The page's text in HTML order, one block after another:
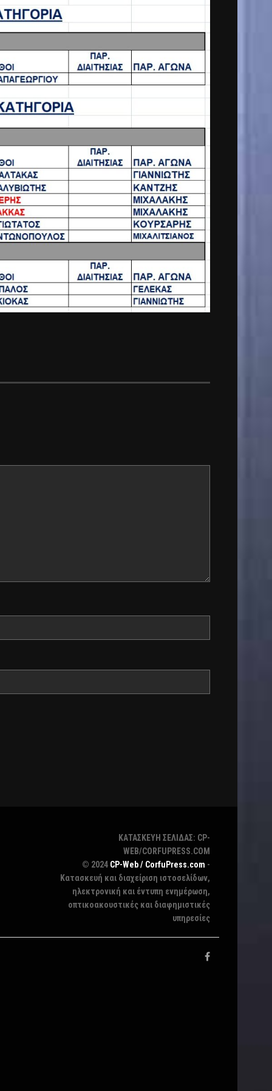
ΚΑΤΑΣΚΕΥΗ ΣΕΛΙΔΑΣ: CP-
WEB/CORFUPRESS.COM
© 2024 CP-Web / CorfuPress.com -
Κατασκευή και διαχείριση ιστοσελίδων,
ηλεκτρονική και έντυπη ενημέρωση,
οπτικοακουστικές και διαφημιστικές
υπηρεσίες